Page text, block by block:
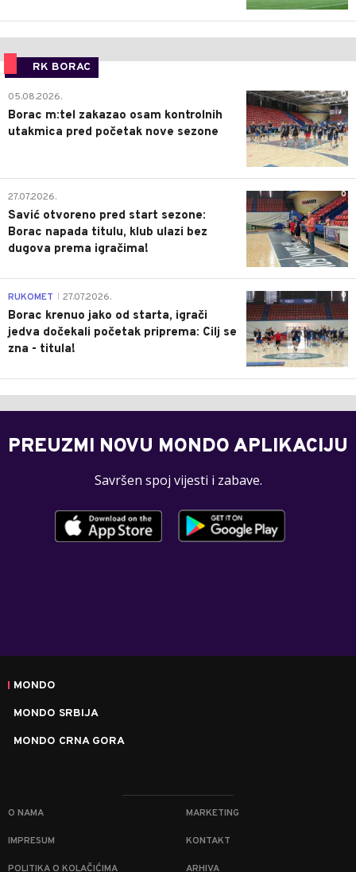
RK BORAC
0
05.08.2026.
Borac m:tel zakazao osam kontrolnih
utakmica pred početak nove sezone
0
27.07.2026.
Savić otvoreno pred start sezone:
Borac napada titulu, klub ulazi bez
dugova prema igračima!
0
RUKOMET 27.07.2026.
Borac krenuo jako od starta, igrači
jedva dočekali početak priprema: Cilj se
zna - titula!
PREUZMI NOVU MONDO APLIKACIJU
Savršen spoj vijesti i zabave.
MONDO
MONDO SRBIJA
MONDO CRNA GORA
O NAMA MARKETING
IMPRESUM KONTAKT
POLITIKA O KOLAČIĆIMA ARHIVA